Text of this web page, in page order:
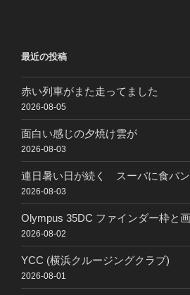
最近の投稿
赤い列車がまた走ってました
2026-08-05
面白い感じの夕焼け雲が
2026-08-03
連日暑い日が続く スーパに食パ
2026-08-03
Olympus 35DC ファインダー枠と
2026-08-02
YCC (横浜クルージングクラブ)
2026-08-01